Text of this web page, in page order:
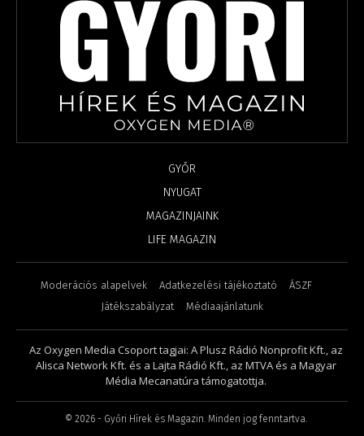
GYŐR
NYUGAT
MAGAZINJAINK
LIFE MAGAZIN
Moderációs alapelvek Adatkezelési tájékoztató
ÁSZF
Játékszabályzat
Médiaajánlatunk
Az Oxygen Media Csoport tagjai: A Plusz Rádió Nonprofit Kft., az
Alisca Network Kft. és a Lajta Rádió Kft., az MTVA és a Magyar
Média Mecanatúra támogatottja.
© 2026 - Győri Hírek és Magazin. Minden jog fenntartva.